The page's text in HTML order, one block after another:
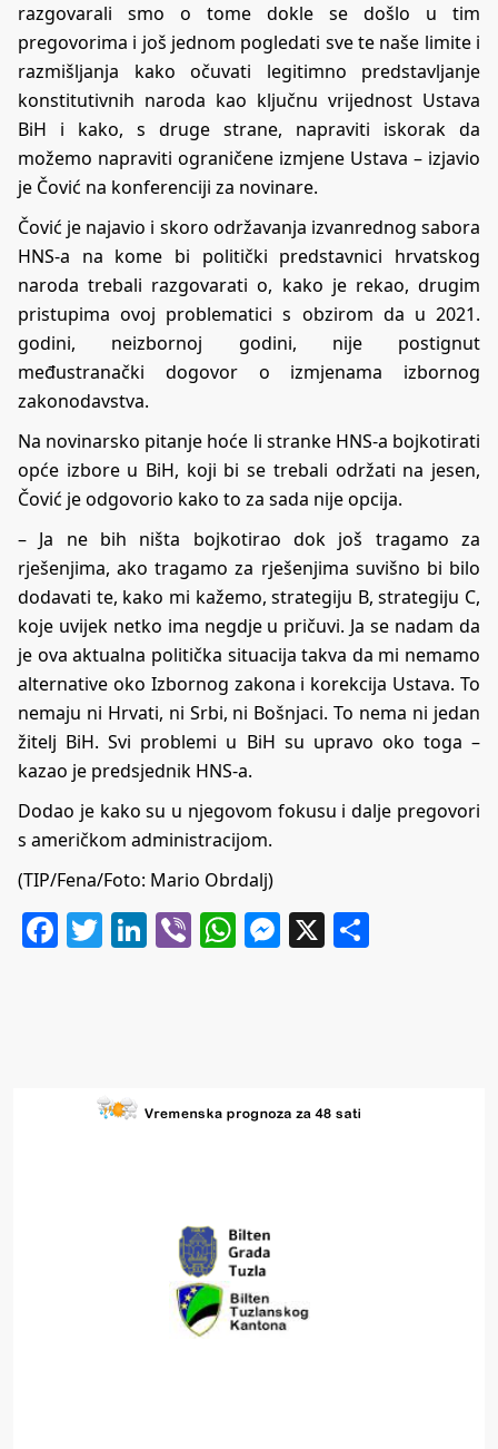
razgovarali smo o tome dokle se došlo u tim
pregovorima i još jednom pogledati sve te naše limite i
razmišljanja kako očuvati legitimno predstavljanje
konstitutivnih naroda kao ključnu vrijednost Ustava
BiH i kako, s druge strane, napraviti iskorak da
možemo napraviti ograničene izmjene Ustava – izjavio
je Čović na konferenciji za novinare.
Čović je najavio i skoro održavanja izvanrednog sabora
HNS-a na kome bi politički predstavnici hrvatskog
naroda trebali razgovarati o, kako je rekao, drugim
pristupima ovoj problematici s obzirom da u 2021.
godini, neizbornoj godini, nije postignut
međustranački dogovor o izmjenama izbornog
zakonodavstva.
Na novinarsko pitanje hoće li stranke HNS-a bojkotirati
opće izbore u BiH, koji bi se trebali održati na jesen,
Čović je odgovorio kako to za sada nije opcija.
– Ja ne bih ništa bojkotirao dok još tragamo za
rješenjima, ako tragamo za rješenjima suvišno bi bilo
dodavati te, kako mi kažemo, strategiju B, strategiju C,
koje uvijek netko ima negdje u pričuvi. Ja se nadam da
je ova aktualna politička situacija takva da mi nemamo
alternative oko Izbornog zakona i korekcija Ustava. To
nemaju ni Hrvati, ni Srbi, ni Bošnjaci. To nema ni jedan
žitelj BiH. Svi problemi u BiH su upravo oko toga –
kazao je predsjednik HNS-a.
Dodao je kako su u njegovom fokusu i dalje pregovori
s američkom administracijom.
(TIP/Fena/Foto: Mario Obrdalj)
Facebook
Twitter
LinkedIn
ViberWhatsApp
Messenger
X